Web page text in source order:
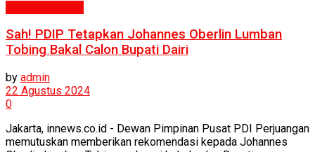
Sah! PDIP Tetapkan Johannes Oberlin Lumban
Tobing Bakal Calon Bupati Dairi
by admin
22 Agustus 2024
0
Jakarta, innews.co.id - Dewan Pimpinan Pusat PDI Perjuangan
memutuskan memberikan rekomendasi kepada Johannes